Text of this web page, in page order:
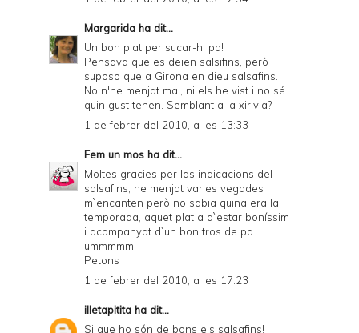
Margarida ha dit...
Un bon plat per sucar-hi pa!
Pensava que es deien salsifins, però
suposo que a Girona en dieu salsafins.
No n'he menjat mai, ni els he vist i no sé
quin gust tenen. Semblant a la xirivia?
1 de febrer del 2010, a les 13:33
Fem un mos ha dit...
Moltes gracies per las indicacions del
salsafins, ne menjat varies vegades i
m`encanten però no sabia quina era la
temporada, aquet plat a d`estar boníssim
i acompanyat d`un bon tros de pa
ummmmm.
Petons
1 de febrer del 2010, a les 17:23
illetapitita ha dit...
Si que ho són de bons els salsafins!